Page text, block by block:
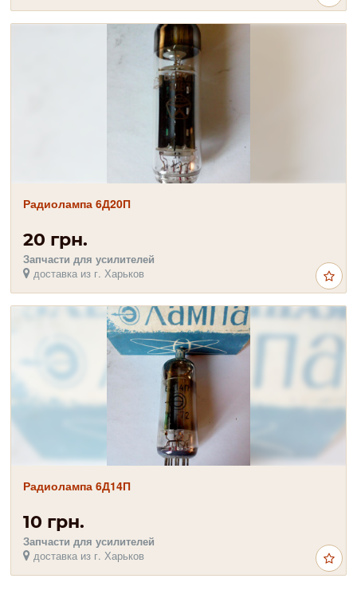
Радиолампа 6Д20П
20 грн.
Запчасти для усилителей
доставка из г. Харьков
Радиолампа 6Д14П
10 грн.
Запчасти для усилителей
доставка из г. Харьков